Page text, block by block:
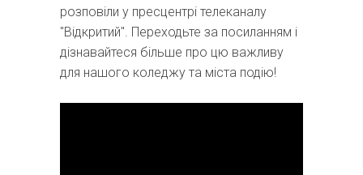
розповіли у пресцентрі телеканалу
"Відкритий". Переходьте за посиланням і
дізнавайтеся більше про цю важливу
для нашого коледжу та міста подію!